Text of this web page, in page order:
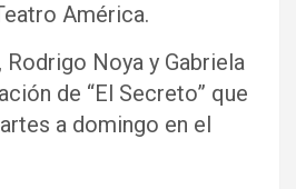
América.
Rodrigo Noya y Gabriela
de “El Secreto” que
a domingo en el